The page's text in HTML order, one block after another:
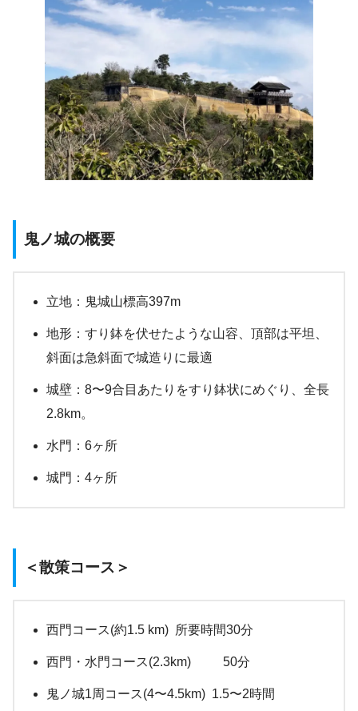
鬼ノ城の概要
立地：鬼城山標高397m
地形：すり鉢を伏せたような山容、頂部は平坦、
斜面は急斜面で城造りに最適
城壁：8〜9合目あたりをすり鉢状にめぐり、全長
2.8km。
水門：6ヶ所
城門：4ヶ所
＜散策コース＞
西門コース(約1.5 km) 所要時間30分
西門・水門コース(2.3km) 50分
鬼ノ城1周コース(4〜4.5km) 1.5〜2時間